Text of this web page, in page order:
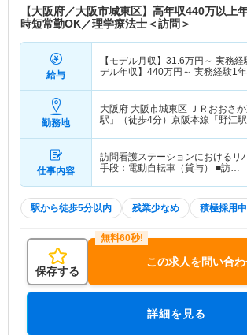
【大阪府／大阪市城東区】高年収440万以上
時短常勤OK／理学療法士＜訪問＞
給与
【モデル月収】 31.6万円～ 実務経
デル年収】 440万円～ 実務経験1
勤務地
大阪府 大阪市城東区 ＪＲおおさ
駅」（徒歩4分）京阪本線「野江駅
仕事内容
訪問看護ステーションにおけるリ
手段：電動自転車（貸与） ■訪…
駅から徒歩5分以内 残業少なめ 積極採用中
保存する
この求人を問い合
詳細を見る